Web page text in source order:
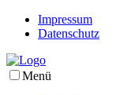
Impressum
Datenschutz
Menü